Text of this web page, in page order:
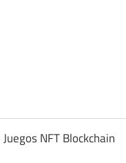
Juegos NFT Blockchain